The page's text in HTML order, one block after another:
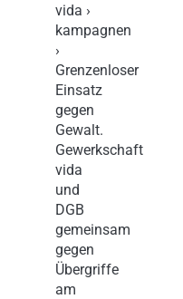
vida ›
kampagnen
›
Grenzenloser
Einsatz
gegen
Gewalt.
Gewerkschaft
vida
und
DGB
gemeinsam
gegen
Übergriffe
am